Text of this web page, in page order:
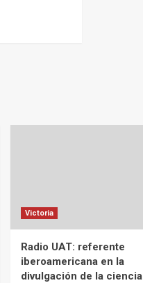
Victoria
Radio UAT: referente
iberoamericana en la
divulgación de la ciencia